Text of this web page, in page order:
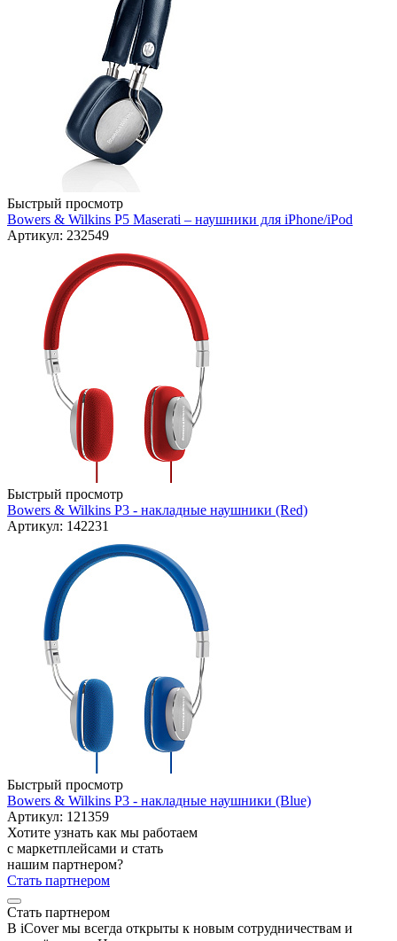
Быстрый просмотр
Bowers & Wilkins P5 Maserati – наушники для iPhone/iPod
Артикул: 232549
Быстрый просмотр
Bowers & Wilkins P3 - накладные наушники (Red)
Артикул: 142231
Быстрый просмотр
Bowers & Wilkins P3 - накладные наушники (Blue)
Артикул: 121359
Хотите узнать как мы работаем
с маркетплейсами и стать
нашим партнером?
Стать партнером
Стать партнером
В iCover мы всегда открыты к новым сотрудничествам и